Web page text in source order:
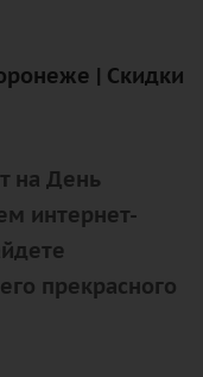
| Скидки
на День
интернет-
прекрасного